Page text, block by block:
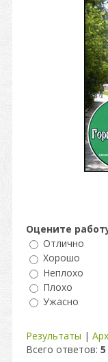
Оцените
Отлично
Хорошо
Неплохо
Плохо
Ужасно
Результаты |
Всего ответов: 5